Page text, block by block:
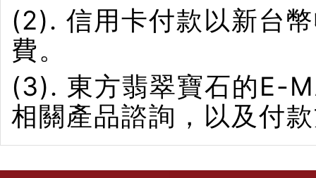
(2). 信用卡付款以新台
費。
(3). 東方翡翠寶石的E-
相關產品諮詢，以及付